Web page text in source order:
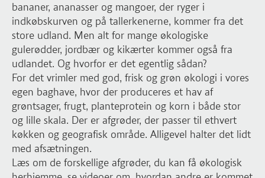
bananer, ananasser og mangoer, der ryger i
indkøbskurven og på tallerkenerne, kommer fra det
store udland. Men alt for mange økologiske
gulerødder, jordbær og kikærter kommer også fra
udlandet. Og hvorfor er det egentlig sådan?
For det vrimler med god, frisk og grøn økologi i vores
egen baghave, hvor der produceres et hav af
grøntsager, frugt, planteprotein og korn i både stor
og lille skala. Der er afgrøder, der passer til ethvert
køkken og geografisk område. Alligevel halter det lidt
med afsætningen.
Læs om de forskellige afgrøder, du kan få økologisk